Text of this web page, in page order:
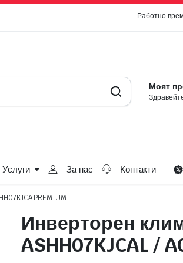
Работно
Моят
Услуги За нас Контакти
PREMIUM
Инверторен
ASHH07KJCAL /